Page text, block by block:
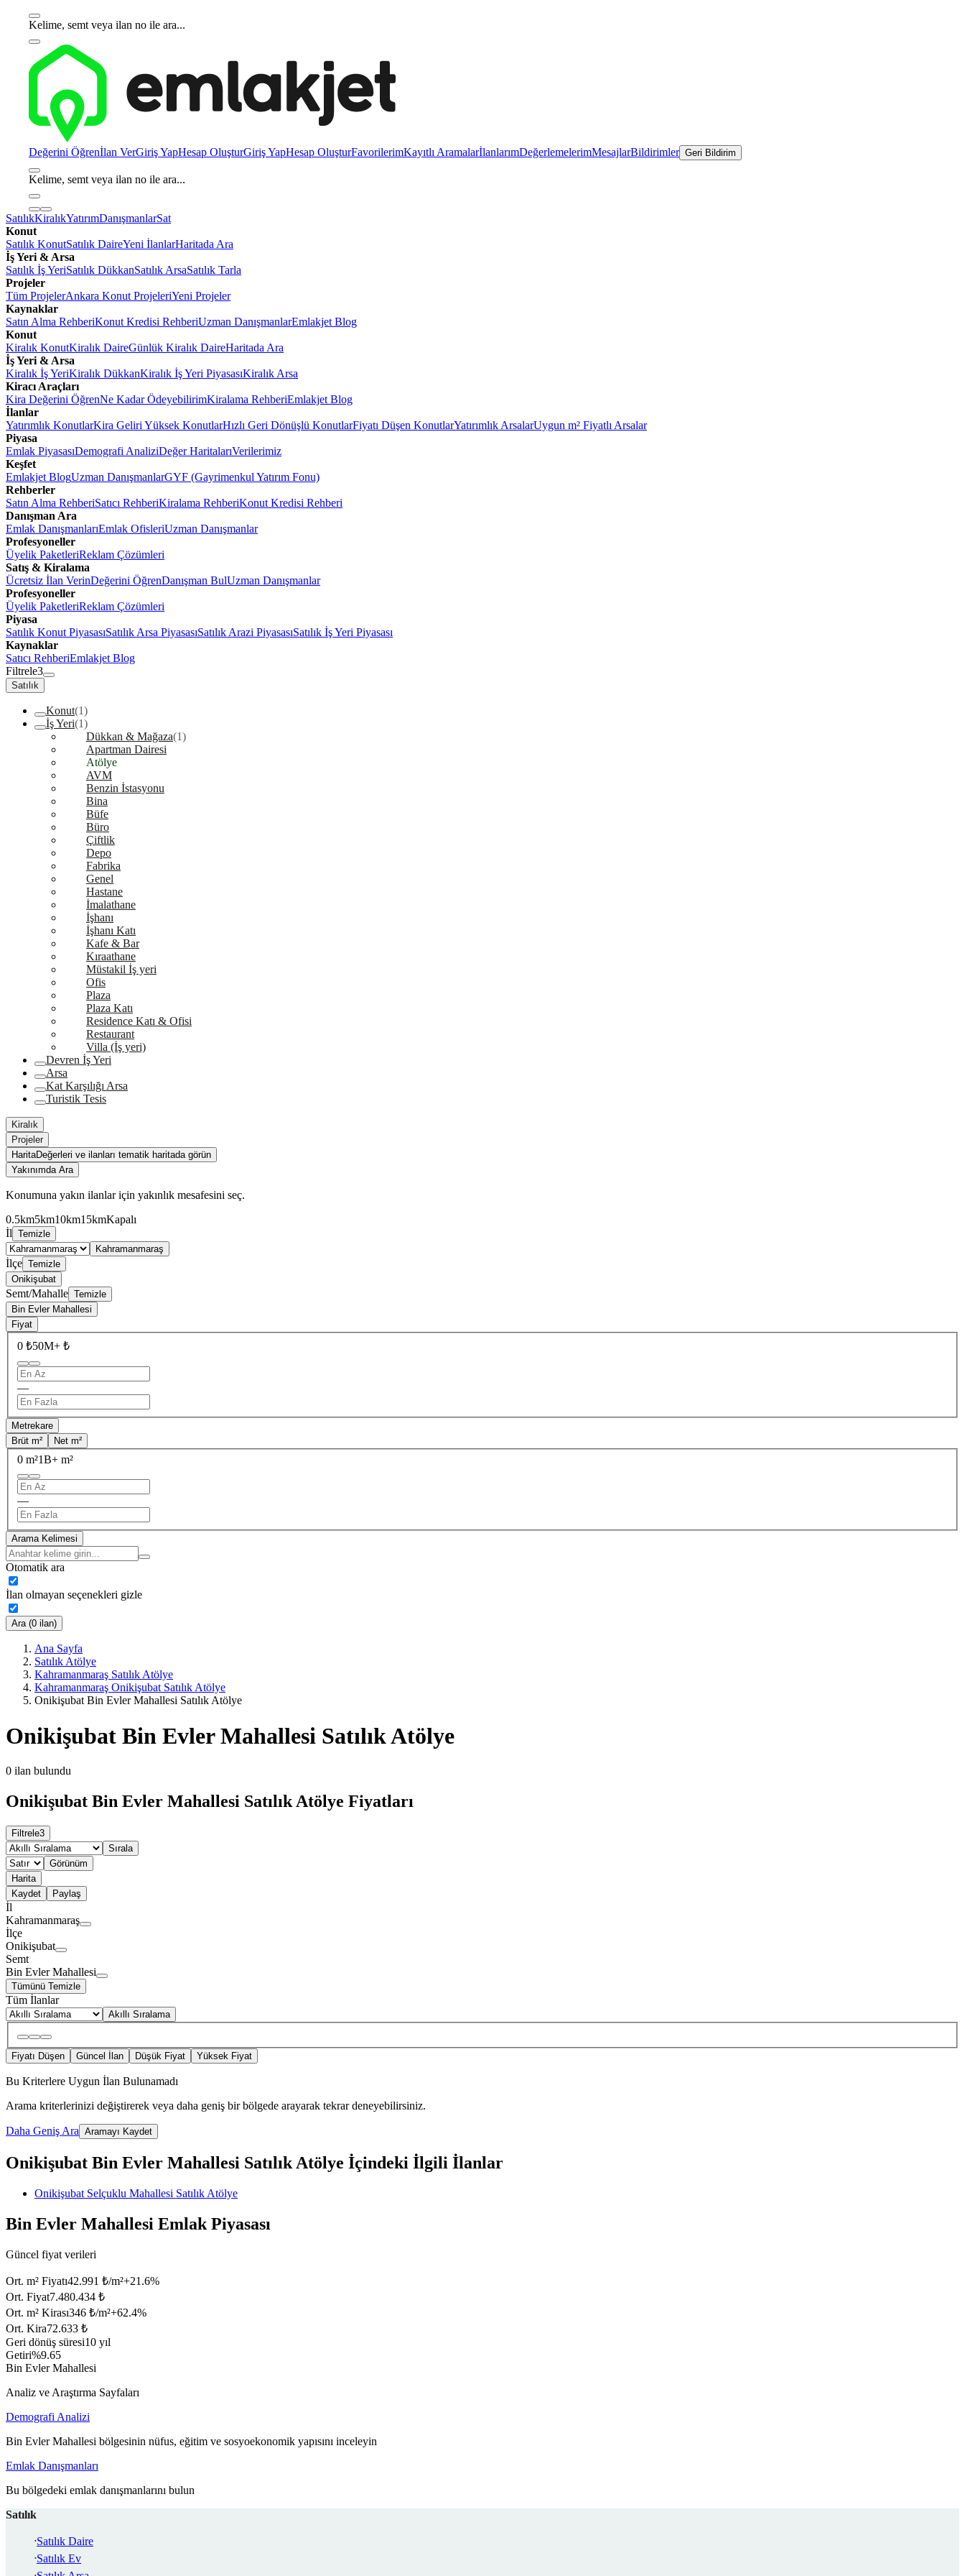
Kelime, semt veya ilan no ile ara...
Değerini Öğrenİlan VerGiriş YapHesap OluşturGiriş YapHesap OluşturFavorilerimKayıtlı AramalarİlanlarımDeğerlemelerimMesajlarBildirimler Geri Bildirim
Kelime, semt veya ilan no ile ara...
SatılıkKiralıkYatırımDanışmanlarSat
Konut
Satılık KonutSatılık DaireYeni İlanlarHaritada Ara
İş Yeri & Arsa
Satılık İş YeriSatılık DükkanSatılık ArsaSatılık Tarla
Projeler
Tüm ProjelerAnkara Konut ProjeleriYeni Projeler
Kaynaklar
Satın Alma RehberiKonut Kredisi RehberiUzman DanışmanlarEmlakjet Blog
Konut
Kiralık KonutKiralık DaireGünlük Kiralık DaireHaritada Ara
İş Yeri & Arsa
Kiralık İş YeriKiralık DükkanKiralık İş Yeri PiyasasıKiralık Arsa
Kiracı Araçları
Kira Değerini ÖğrenNe Kadar ÖdeyebilirimKiralama RehberiEmlakjet Blog
İlanlar
Yatırımlık KonutlarKira Geliri Yüksek KonutlarHızlı Geri Dönüşlü KonutlarFiyatı Düşen KonutlarYatırımlık ArsalarUygun m² Fiyatlı Arsalar
Piyasa
Emlak PiyasasıDemografi AnaliziDeğer HaritalarıVerilerimiz
Keşfet
Emlakjet BlogUzman DanışmanlarGYF (Gayrimenkul Yatırım Fonu)
Rehberler
Satın Alma RehberiSatıcı RehberiKiralama RehberiKonut Kredisi Rehberi
Danışman Ara
Emlak DanışmanlarıEmlak OfisleriUzman Danışmanlar
Profesyoneller
Üyelik PaketleriReklam Çözümleri
Satış & Kiralama
Ücretsiz İlan VerinDeğerini ÖğrenDanışman BulUzman Danışmanlar
Profesyoneller
Üyelik PaketleriReklam Çözümleri
Piyasa
Satılık Konut PiyasasıSatılık Arsa PiyasasıSatılık Arazi PiyasasıSatılık İş Yeri Piyasası
Kaynaklar
Satıcı RehberiEmlakjet Blog
Filtrele3
Satılık
Konut(1)
İş Yeri(1)
Dükkan & Mağaza(1)
Apartman Dairesi
Atölye
AVM
Benzin İstasyonu
Bina
Büfe
Büro
Çiftlik
Depo
Fabrika
Genel
Hastane
İmalathane
İşhanı
İşhanı Katı
Kafe & Bar
Kıraathane
Müstakil İş yeri
Ofis
Plaza
Plaza Katı
Residence Katı & Ofisi
Restaurant
Villa (İş yeri)
Devren İş Yeri
Arsa
Kat Karşılığı Arsa
Turistik Tesis
Kiralık
Projeler
HaritaDeğerleri ve ilanları tematik haritada görün
Yakınımda Ara
Konumuna yakın ilanlar için yakınlık mesafesini seç.
0.5km5km10km15kmKapalı
İl Temizle
Kahramanmaraş
İlçe Temizle
Onikişubat
Semt/Mahalle Temizle
Bin Evler Mahallesi
Fiyat
0 ₺50M+ ₺
—
Metrekare
Brüt m²
Net m²
0 m²1B+ m²
—
Arama Kelimesi
Otomatik ara
İlan olmayan seçenekleri gizle
Ara (0 ilan)
Ana Sayfa
Satılık Atölye
Kahramanmaraş Satılık Atölye
Kahramanmaraş Onikişubat Satılık Atölye
Onikişubat Bin Evler Mahallesi Satılık Atölye
Onikişubat Bin Evler Mahallesi Satılık Atölye
0 ilan bulundu
Onikişubat Bin Evler Mahallesi Satılık Atölye Fiyatları
Filtrele3
Sırala
Görünüm
Harita
Kaydet
Paylaş
İl
Kahramanmaraş
İlçe
Onikişubat
Semt
Bin Evler Mahallesi
Tümünü Temizle
Tüm İlanlar
Akıllı Sıralama
Fiyatı Düşen Güncel İlan Düşük Fiyat Yüksek Fiyat
Bu Kriterlere Uygun İlan Bulunamadı
Arama kriterlerinizi değiştirerek veya daha geniş bir bölgede arayarak tekrar deneyebilirsiniz.
Daha Geniş Ara Aramayı Kaydet
Onikişubat Bin Evler Mahallesi Satılık Atölye İçindeki İlgili İlanlar
Onikişubat Selçuklu Mahallesi Satılık Atölye
Bin Evler Mahallesi Emlak Piyasası
Güncel fiyat verileri
Ort. m² Fiyatı42.991 ₺/m²+21.6%
Ort. Fiyat7.480.434 ₺
Ort. m² Kirası346 ₺/m²+62.4%
Ort. Kira72.633 ₺
Geri dönüş süresi10 yıl
Getiri%9.65
Bin Evler Mahallesi
Analiz ve Araştırma Sayfaları
Demografi Analizi
Bin Evler Mahallesi bölgesinin nüfus, eğitim ve sosyoekonomik yapısını inceleyin
Emlak Danışmanları
Bu bölgedeki emlak danışmanlarını bulun
Satılık
Satılık Daire
Satılık Ev